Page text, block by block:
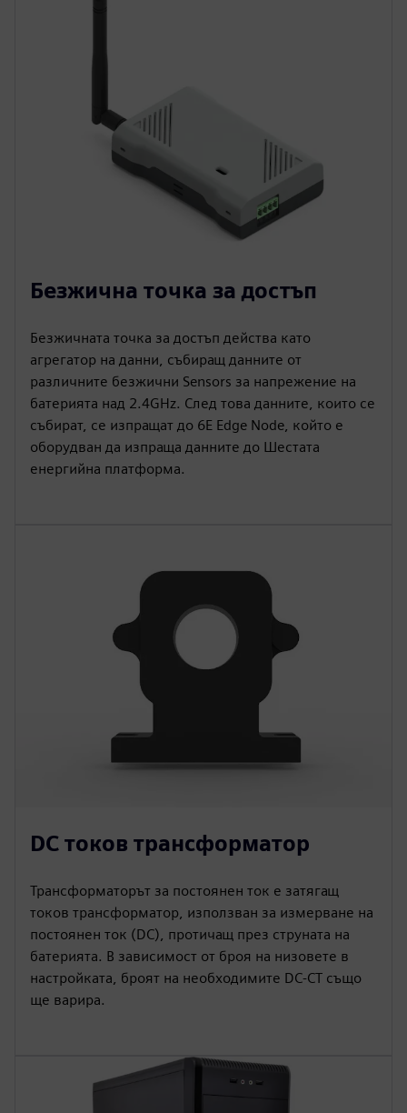
Безжична точка за достъп
Безжичната точка за достъп действа като
агрегатор на данни, събиращ данните от
различните безжични Sensors за напрежение на
батерията над 2.4GHz. След това данните, които се
събират, се изпращат до 6E Edge Node, който е
оборудван да изпраща данните до Шестата
енергийна платформа.
DC токов трансформатор
Трансформаторът за постоянен ток е затягащ
токов трансформатор, използван за измерване на
постоянен ток (DC), протичащ през струната на
батерията. В зависимост от броя на низовете в
настройката, броят на необходимите DC-CT също
ще варира.